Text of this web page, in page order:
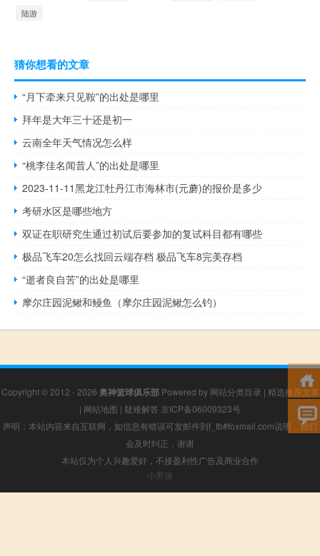
陆游
猜你想看的文章
“月下牵来只见鞍”的出处是哪里
拜年是大年三十还是初一
云南全年天气情况怎么样
“桃李佳名闻昔人”的出处是哪里
2023-11-11黑龙江牡丹江市海林市(元蘑)的报价是多少
考研水区是哪些地方
双证在职研究生通过初试后要参加的复试科目都有哪些
极品飞车20怎么找回云端存档 极品飞车8完美存档
“逝者良自苦”的出处是哪里
摩尔庄园泥鳅和鳗鱼（摩尔庄园泥鳅怎么钓）
Copyright © 2012 - 2026 奥神篮球俱乐部Powered by 网站分类目录 | 精选推荐文章
| 网站地图 | 疑难解答 京ICP备06009323号
声明：本站内容来自互联网，如信息有错误可发邮件到f_fb#foxmail.com说明，我们
会及时纠正，谢谢
本站仅为个人兴趣爱好，不接盈利性广告及商业合作
小男孩